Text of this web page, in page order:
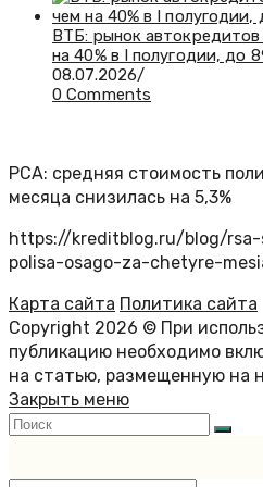
ВТБ: рынок
на 40% в I полугодии, до
08.07.2026/
0 Comments
РСА: средняя стоимость
месяца снизилась на 5,3%
https://kreditblog.ru/blog/
polisa-osago-za-chetyre-
Карта сайта Политика сайта
Copyright 2026 © При
публикацию необходимо
на статью, размещенную на
Закрыть меню